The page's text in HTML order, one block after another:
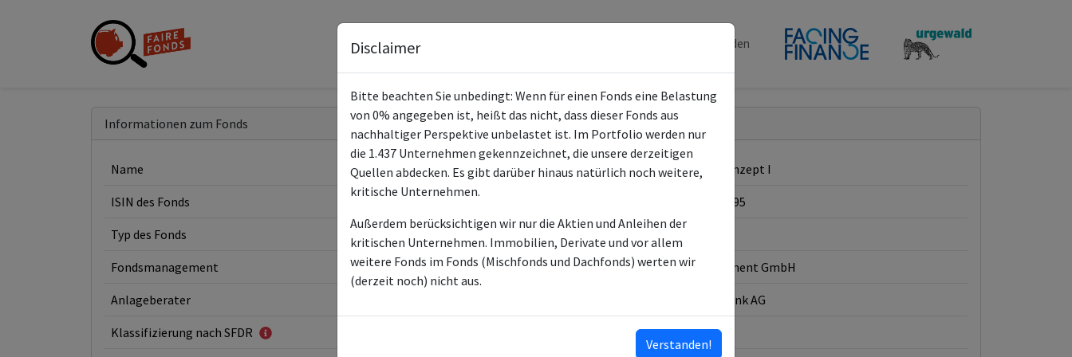
Fonds Spenden
Informationen zum Fonds
Name Strategiekonzept I
ISIN des Fonds DE0009799395
Typ des Fonds
Fondsmanagement DWS Investment GmbH
Anlageberater Deutsche Bank AG
Klassifizierung nach SFDR 6
Disclaimer
Bitte beachten Sie unbedingt: Wenn für einen Fonds eine Belastung
von 0% angegeben ist, heißt das nicht, dass dieser Fonds aus
nachhaltiger Perspektive unbelastet ist. Im Portfolio werden nur
die 1.437 Unternehmen gekennzeichnet, die unsere derzeitigen
Quellen abdecken. Es gibt darüber hinaus natürlich noch weitere,
kritische Unternehmen.
Außerdem berücksichtigen wir nur die Aktien und Anleihen der
kritischen Unternehmen. Immobilien, Derivate und vor allem
weitere Fonds im Fonds (Mischfonds und Dachfonds) werten wir
(derzeit noch) nicht aus.
Verstanden!